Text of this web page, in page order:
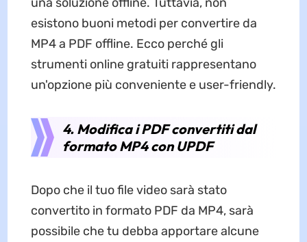
esistono buoni metodi per convertire da
MP4 a PDF offline. Ecco perché gli
strumenti online gratuiti rappresentano
un'opzione più conveniente e user-friendly.
4. Modifica i PDF convertiti dal
formato MP4 con UPDF
Dopo che il tuo file video sarà stato
convertito in formato PDF da MP4, sarà
possibile che tu debba apportare alcune